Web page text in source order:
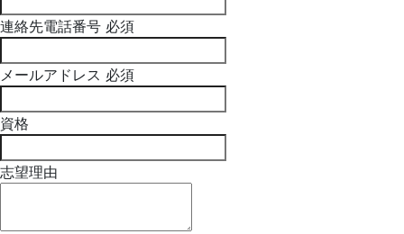
連絡先電話番号 必須
メールアドレス 必須
資格
志望理由